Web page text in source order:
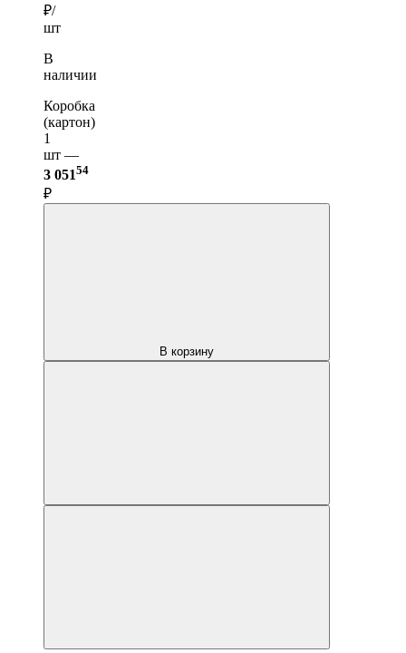
₽/
шт
В
наличии
Коробка
(картон)
1
шт —
3 05154
₽
В корзину